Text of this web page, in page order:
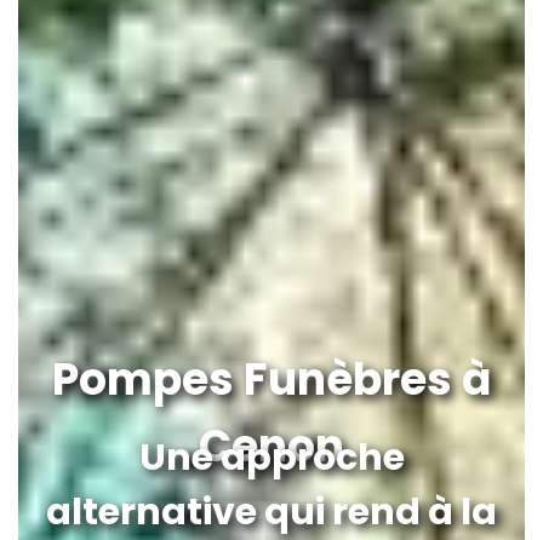
Pompes Funèbres à
Cenon
Une approche
alternative qui rend à la